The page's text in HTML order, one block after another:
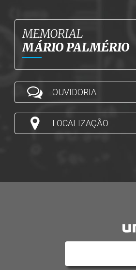
MEMORIAL
MÁRIO PALMÉRIO
OUVIDORIA
LOCALIZAÇÃO